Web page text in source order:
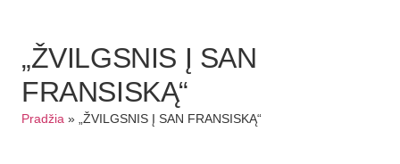
„ŽVILGSNIS Į SAN
FRANSISKĄ“
Pradžia » „ŽVILGSNIS Į SAN FRANSISKĄ“